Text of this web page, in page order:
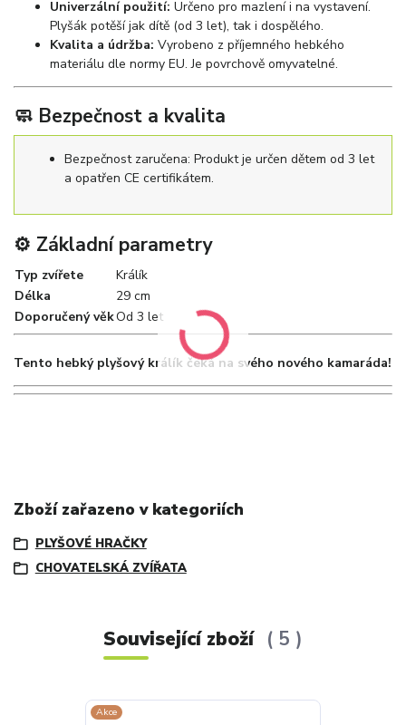
Univerzální použití: Určeno pro mazlení i na vystavení.
Plyšák potěší jak dítě (od 3 let), tak i dospělého.
Kvalita a údržba: Vyrobeno z příjemného hebkého
materiálu dle normy EU. Je povrchově omyvatelné.
🧼 Bezpečnost a kvalita
Bezpečnost zaručena: Produkt je určen dětem od 3 let
a opatřen CE certifikátem.
⚙️ Základní parametry
Typ zvířete
Králík
Délka
29 cm
Doporučený věkOd 3 let
Tento hebký plyšový králík čeká na svého nového kamaráda!
Zboží zařazeno v kategoriích
PLYŠOVÉ HRAČKY
CHOVATELSKÁ ZVÍŘATA
Související zboží 5
Akce